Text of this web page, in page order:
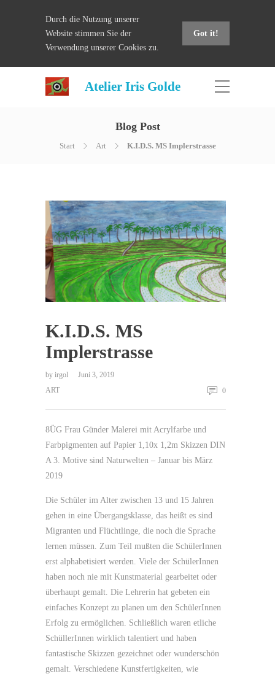
Durch die Nutzung unserer
Website stimmen Sie der
Verwendung unserer Cookies zu.
Got it!
Atelier Iris Golde
Blog Post
Start Art K.I.D.S. MS Implerstrasse
K.I.D.S. MS
Implerstrasse
by irgol
Juni 3, 2019
ART
0
8ÜG Frau Günder Malerei mit Acrylfarbe und
Farbpigmenten auf Papier 1,10x 1,2m Skizzen DIN
A 3. Motive sind Naturwelten – Januar bis März
2019
Die Schüler im Alter zwischen 13 und 15 Jahren
gehen in eine Übergangsklasse, das heißt es sind
Migranten und Flüchtlinge, die noch die Sprache
lernen müssen. Zum Teil mußten die SchülerInnen
erst alphabetisiert werden. Viele der SchülerInnen
haben noch nie mit Kunstmaterial gearbeitet oder
überhaupt gemalt. Die Lehrerin hat gebeten ein
einfaches Konzept zu planen um den SchülerInnen
Erfolg zu ermöglichen. Schließlich waren etliche
SchüllerInnen wirklich talentiert und haben
fantastische Skizzen gezeichnet oder wunderschön
gemalt. Verschiedene Kunstfertigkeiten, wie